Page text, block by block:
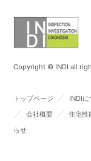
Copyright © INDI all
トップページ ／ INDIに
／ 会社概要 ／ 住宅性
らせ